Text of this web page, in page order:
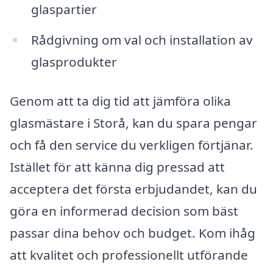
glaspartier
Rådgivning om val och installation av
glasprodukter
Genom att ta dig tid att jämföra olika
glasmästare i Storå, kan du spara pengar
och få den service du verkligen förtjänar.
Istället för att känna dig pressad att
acceptera det första erbjudandet, kan du
göra en informerad decision som bäst
passar dina behov och budget. Kom ihåg
att kvalitet och professionellt utförande